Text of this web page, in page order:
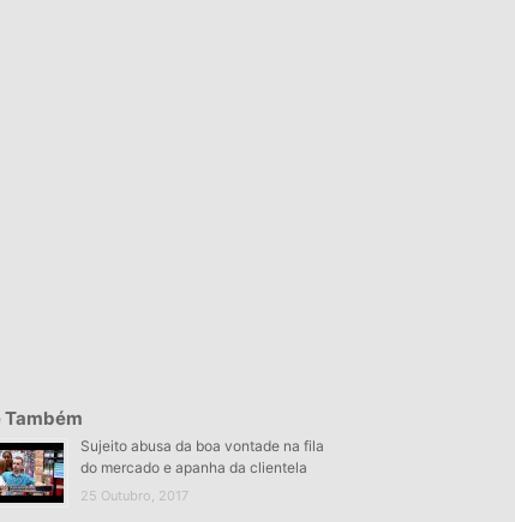
Também
Sujeito abusa da boa vontade na fila
do mercado e apanha da clientela
25 Outubro, 2017